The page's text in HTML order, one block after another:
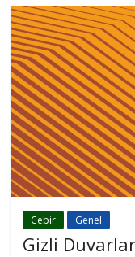
Cebir Genel
Gizli Duvarlar